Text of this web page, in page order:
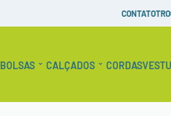
Pague em até 10x Sem Juros!CONTATO
BOLSAS CALÇADOS CORDAS